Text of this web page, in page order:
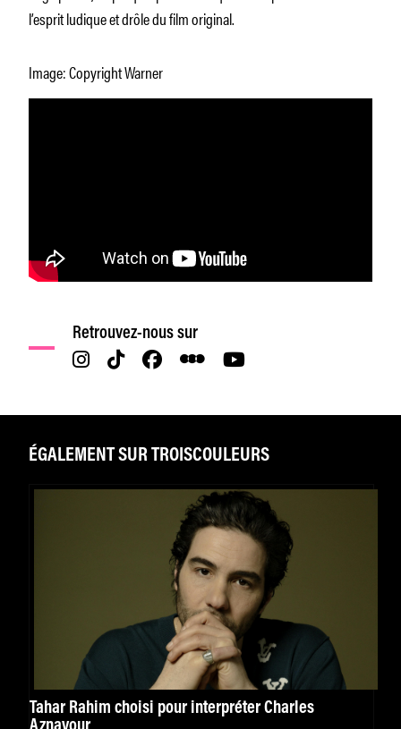
l’esprit ludique et drôle du film original.
Image: Copyright Warner
Retrouvez-nous sur
ÉGALEMENT SUR TROISCOULEURS
Tahar Rahim choisi pour interpréter Charles